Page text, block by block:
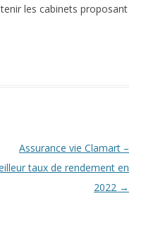
les cabinets proposant
Assurance vie Clamart –
taux de rendement en
2022 →